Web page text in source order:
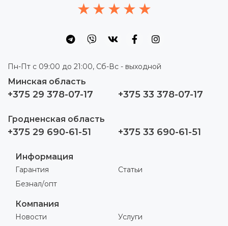
Пн-Пт с 09:00 до 21:00, Сб-Вс - выходной
Минская область
+375 29 378-07-17 +375 33 378-07-17
Гродненская область
+375 29 690-61-51 +375 33 690-61-51
Информация
Гарантия
Безнал/опт
Статьи
Компания
Новости
Услуги